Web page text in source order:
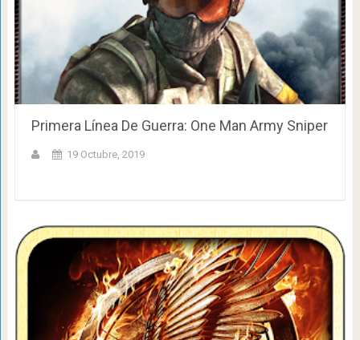
Primera Línea De Guerra: One Man Army Sniper
19 Octubre, 2019